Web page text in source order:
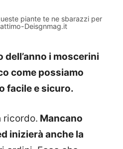
piante te ne sbarazzi per
Deisgnmag.it
dell’anno i moscerini
come possiamo
facile e sicuro.
ricordo. Mancano
inizierà anche la